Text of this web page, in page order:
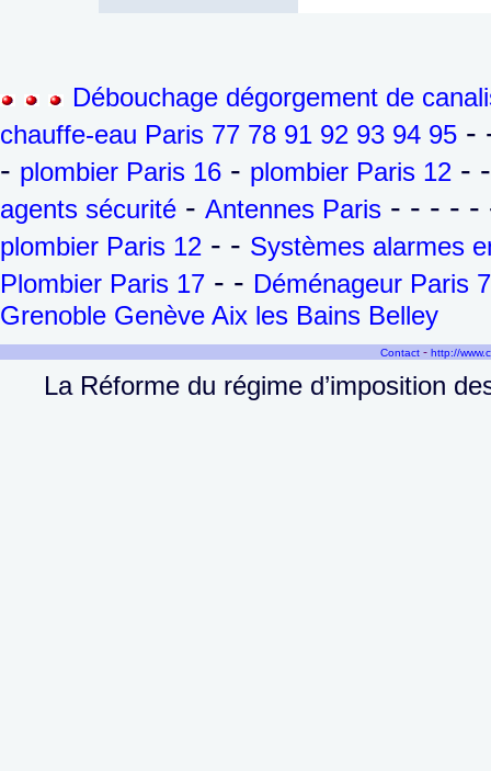
Débouchage dégorgement de
chauffe-eau Paris 77 78 91 92 93 94 95 -
- plombier Paris 16 - plombier Paris 12 -
agents sécurité - Antennes Paris - - - -
plombier Paris 12 - - Systèmes alarmes
Plombier Paris 17 - - Déménageur Paris
Grenoble Genève Aix les Bains Belley
Contact - http://
La Réforme du régime d’imposition